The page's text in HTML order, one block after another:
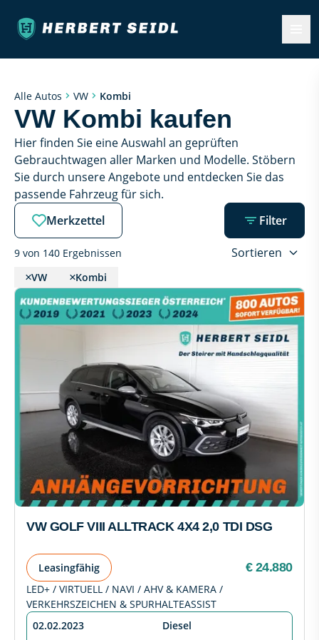
Alle Autos VW Kombi
VW Kombi kaufen
Hier finden Sie eine Auswahl an geprüften
Gebrauchtwagen aller Marken und Modelle. Stöbern
Sie durch unsere Angebote und entdecken Sie das
passende Fahrzeug für sich.
Merkzettel
Filter
9 von 140 Ergebnissen Sortieren
VW Kombi
VW GOLF VIII ALLTRACK 4X4 2,0 TDI DSG
Leasingfähig € 24.880
LED+ / VIRTUELL / NAVI / AHV & KAMERA /
VERKEHRSZEICHEN & SPURHALTEASSIST
02.02.2023
Diesel